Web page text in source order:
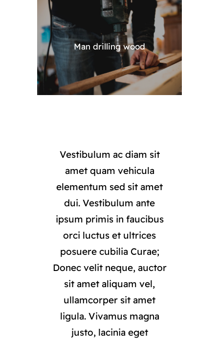
Man drilling wood
Vestibulum ac diam sit
amet quam vehicula
elementum sed sit amet
dui. Vestibulum ante
ipsum primis in faucibus
orci luctus et ultrices
posuere cubilia Curae;
Donec velit neque, auctor
sit amet aliquam vel,
ullamcorper sit amet
ligula. Vivamus magna
justo, lacinia eget